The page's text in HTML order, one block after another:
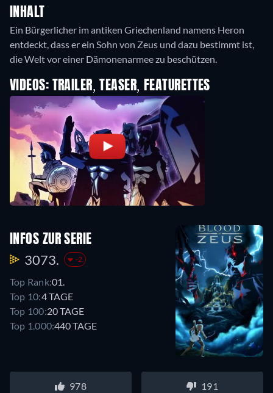
INHALT
Ein Bürgerlicher im antiken Griechenland namens Heron
entdeckt, dass er ein Sohn von Zeus und dazu bestimmt ist,
die Welt vor einer Dämonenarmee zu beschützen.
VIDEOS: TRAILER, TEASER, FEATURETTES
INFOS ZUR SERIE
3073. -2
Top Rank:01.
Top 10:4 TAGE
Top 100:20 TAGE
Top 1.000:440 TAGE
978 191